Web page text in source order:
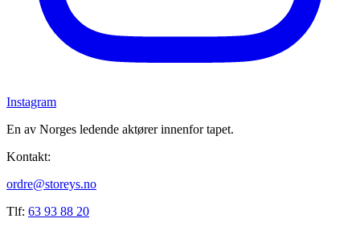
Instagram
En av Norges ledende aktører innenfor tapet.
Kontakt:
ordre@storeys.no
Tlf: 63 93 88 20